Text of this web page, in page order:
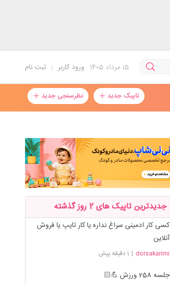
ثبت نام | ورود کاربر 15مرداد 1405
تاپیک جدید نظرسنجی جدید
جدیدترین تاپیک های 2 روز گذشته
کسی کار ادمینی سراغ نداره یا کار تایپ یا فروش
آنلاین
dorsakarimi
| 1 دقیقه پیش
جلسه 258 ورزش 💪🏻